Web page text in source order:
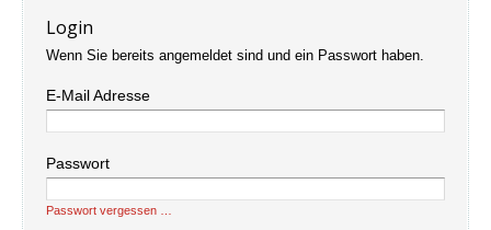
Login
Wenn Sie bereits angemeldet sind und ein Passwort haben.
E-Mail Adresse
Passwort
Passwort vergessen …